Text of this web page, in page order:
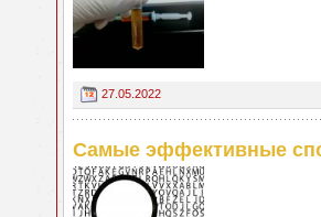
27.05.2022
Самые эффективные